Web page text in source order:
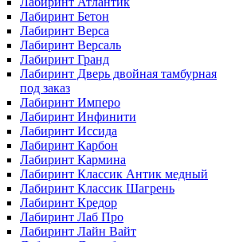
Лабиринт Бетон
Лабиринт Верса
Лабиринт Версаль
Лабиринт Гранд
Лабиринт Дверь двойная тамбурная
под заказ
Лабиринт Имперо
Лабиринт Инфинити
Лабиринт Иссида
Лабиринт Карбон
Лабиринт Кармина
Лабиринт Классик Антик медный
Лабиринт Классик Шагрень
Лабиринт Кредор
Лабиринт Лаб Про
Лабиринт Лайн Вайт